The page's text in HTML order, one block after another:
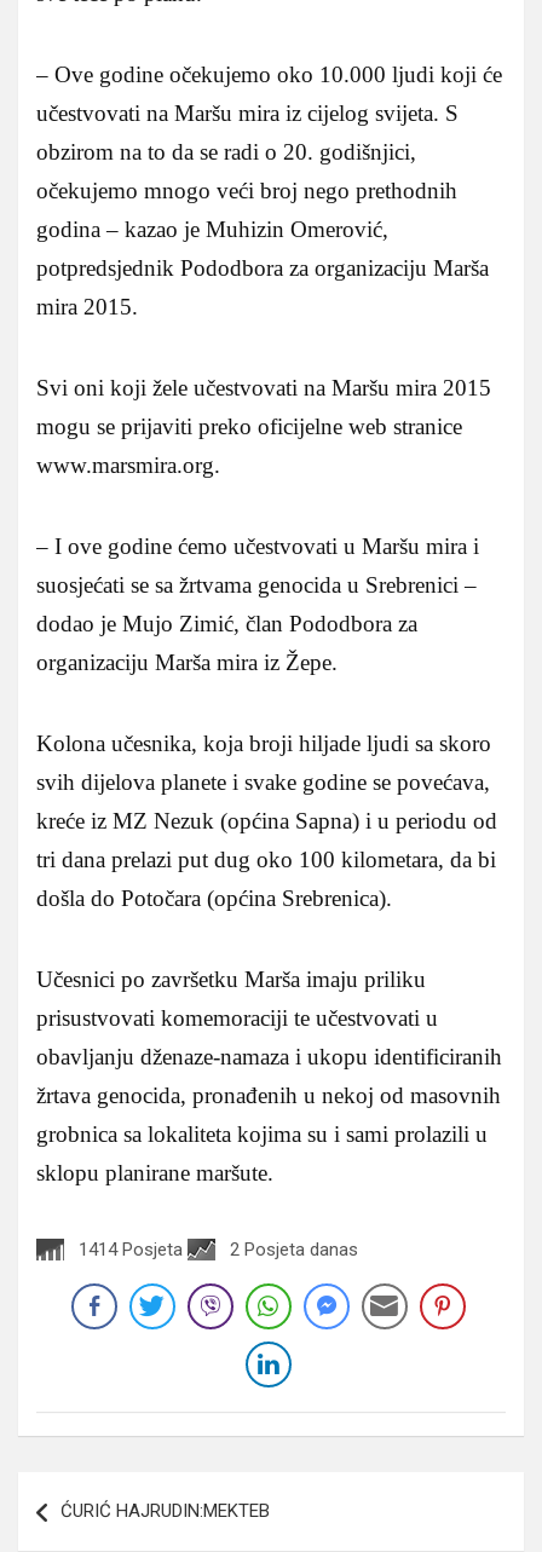
– Ove godine očekujemo oko 10.000 ljudi koji će
učestvovati na Maršu mira iz cijelog svijeta. S
obzirom na to da se radi o 20. godišnjici,
očekujemo mnogo veći broj nego prethodnih
godina – kazao je Muhizin Omerović,
potpredsjednik Pododbora za organizaciju Marša
mira 2015.
Svi oni koji žele učestvovati na Maršu mira 2015
mogu se prijaviti preko oficijelne web stranice
www.marsmira.org.
– I ove godine ćemo učestvovati u Maršu mira i
suosjećati se sa žrtvama genocida u Srebrenici –
dodao je Mujo Zimić, član Pododbora za
organizaciju Marša mira iz Žepe.
Kolona učesnika, koja broji hiljade ljudi sa skoro
svih dijelova planete i svake godine se povećava,
kreće iz MZ Nezuk (općina Sapna) i u periodu od
tri dana prelazi put dug oko 100 kilometara, da bi
došla do Potočara (općina Srebrenica).
Učesnici po završetku Marša imaju priliku
prisustvovati komemoraciji te učestvovati u
obavljanju dženaze-namaza i ukopu identificiranih
žrtava genocida, pronađenih u nekoj od masovnih
grobnica sa lokaliteta kojima su i sami prolazili u
sklopu planirane maršute.
1414 Posjeta 2 Posjeta danas
članaka
ĆURIĆ HAJRUDIN:MEKTEB